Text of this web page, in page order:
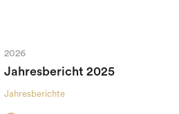
2026
Jahresbericht 2025
Jahresberichte